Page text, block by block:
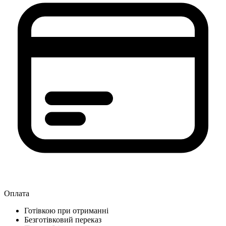
Оплата
Готівкою при отриманні
Безготівковий переказ